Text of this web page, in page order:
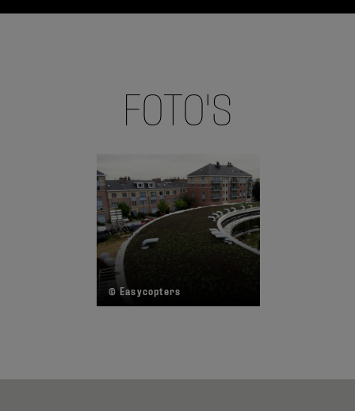
FOTO'S
© Easycopters